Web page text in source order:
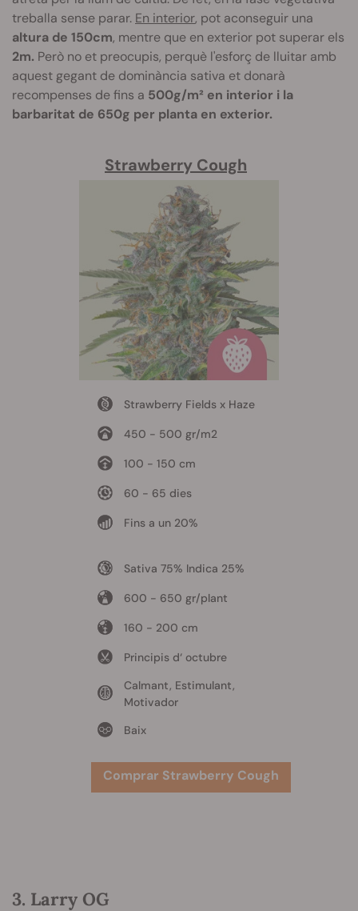
treballa sense parar. En interior, pot aconseguir una
altura de 150cm, mentre que en exterior pot superar els
2m. Però no et preocupis, perquè l'esforç de lluitar amb
aquest gegant de dominància sativa et donarà
recompenses de fins a 500g/m² en interior i la
barbaritat de 650g per planta en exterior.
Strawberry Cough
Strawberry Fields x Haze
450 - 500 gr/m2
100 - 150 cm
60 - 65 dies
Fins a un 20%
Sativa 75% Indica 25%
600 - 650 gr/plant
160 - 200 cm
Principis d‘ octubre
Calmant, Estimulant,
Motivador
Baix
Comprar Strawberry Cough
3. Larry OG